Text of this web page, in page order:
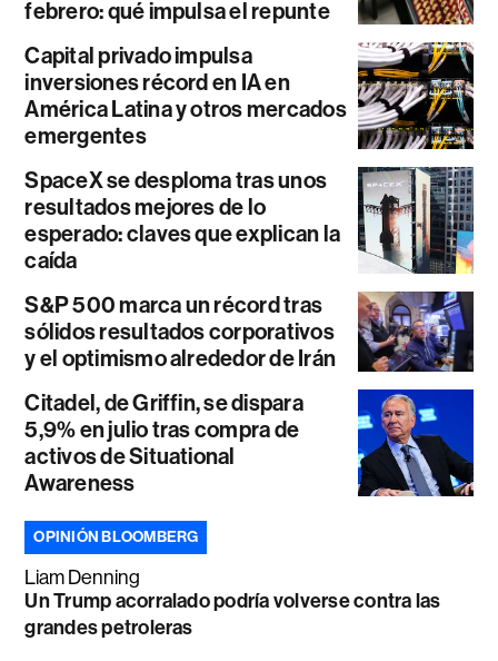
febrero: qué impulsa el repunte
Capital privado impulsa
inversiones récord en IA en
América Latina y otros mercados
emergentes
SpaceX se desploma tras unos
resultados mejores de lo
esperado: claves que explican la
caída
S&P 500 marca un récord tras
sólidos resultados corporativos
y el optimismo alrededor de Irán
Citadel, de Griffin, se dispara
5,9% en julio tras compra de
activos de Situational
Awareness
OPINIÓN BLOOMBERG
Liam Denning
Un Trump acorralado podría volverse contra las
grandes petroleras